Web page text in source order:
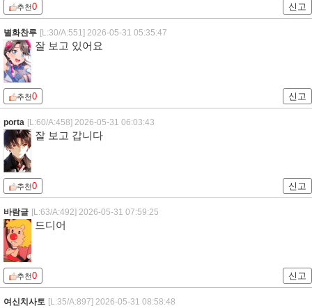
추천0 신고
별화찬루 [L:30/A:551] 2026-05-31 05:35:47
잘 보고 있어요
추천0 신고
porta [L:60/A:458] 2026-05-31 06:03:43
잘 보고 갑니다
추천0 신고
바람글 [L:63/A:492] 2026-05-31 07:59:25
드디어
추천0 신고
여신치사토 [L:35/A:897] 2026-05-31 08:58:48